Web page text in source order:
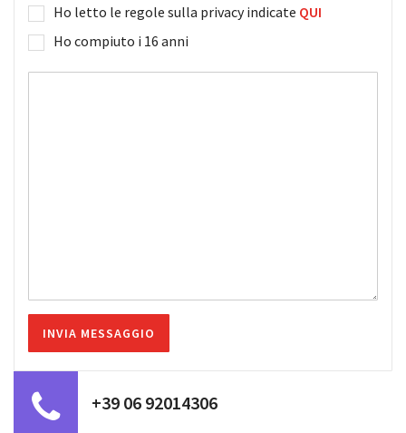
Ho letto le regole sulla privacy indicate QUI
Ho compiuto i 16 anni
+39 06 92014306